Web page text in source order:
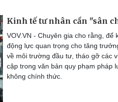
Kinh tế tư nhân cần "sân
VOV.VN - Chuyên gia cho rằng,
động lực quan trọng cho tăng
về môi trường đầu tư, tháo gỡ các
cập trong văn bản quy phạm pháp
không chính thức.